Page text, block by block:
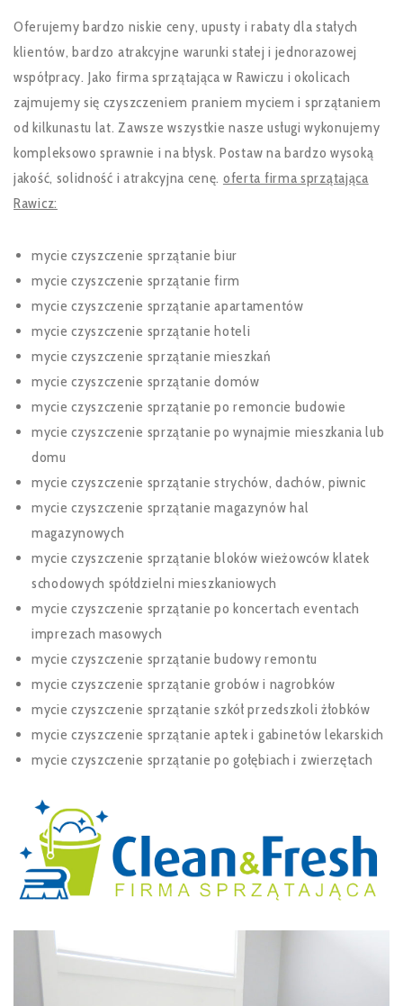
Oferujemy bardzo niskie ceny, upusty i rabaty dla stałych
klientów, bardzo atrakcyjne warunki stałej i jednorazowej
współpracy. Jako firma sprzątająca w Rawiczu i okolicach
zajmujemy się czyszczeniem praniem myciem i sprzątaniem
od kilkunastu lat. Zawsze wszystkie nasze usługi wykonujemy
kompleksowo sprawnie i na błysk. Postaw na bardzo wysoką
jakość, solidność i atrakcyjna cenę. oferta firma sprzątająca
Rawicz:
mycie czyszczenie sprzątanie biur
mycie czyszczenie sprzątanie firm
mycie czyszczenie sprzątanie apartamentów
mycie czyszczenie sprzątanie hoteli
mycie czyszczenie sprzątanie mieszkań
mycie czyszczenie sprzątanie domów
mycie czyszczenie sprzątanie po remoncie budowie
mycie czyszczenie sprzątanie po wynajmie mieszkania lub
domu
mycie czyszczenie sprzątanie strychów, dachów, piwnic
mycie czyszczenie sprzątanie magazynów hal
magazynowych
mycie czyszczenie sprzątanie bloków wieżowców klatek
schodowych spółdzielni mieszkaniowych
mycie czyszczenie sprzątanie po koncertach eventach
imprezach masowych
mycie czyszczenie sprzątanie budowy remontu
mycie czyszczenie sprzątanie grobów i nagrobków
mycie czyszczenie sprzątanie szkół przedszkoli żłobków
mycie czyszczenie sprzątanie aptek i gabinetów lekarskich
mycie czyszczenie sprzątanie po gołębiach i zwierzętach